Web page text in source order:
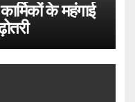
के महंगाई